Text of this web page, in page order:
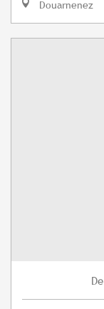
Douarnenez
De